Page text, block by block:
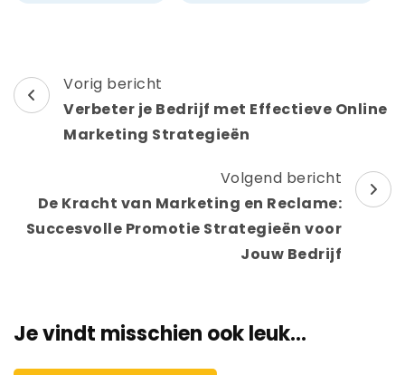
Berichtnavigatie
Vorig bericht
Verbeter je Bedrijf met Effectieve Online
Marketing Strategieën
Volgend bericht
De Kracht van Marketing en Reclame:
Succesvolle Promotie Strategieën voor
Jouw Bedrijf
Je vindt misschien ook leuk...